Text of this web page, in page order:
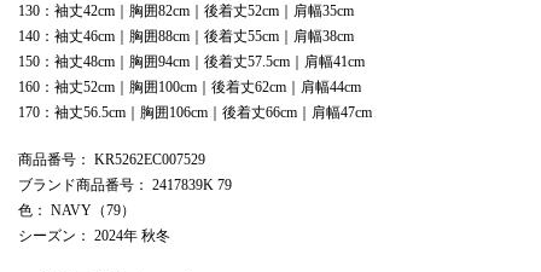
130：袖丈42cm｜胸囲82cm｜後着丈52cm｜肩幅35cm
140：袖丈46cm｜胸囲88cm｜後着丈55cm｜肩幅38cm
150：袖丈48cm｜胸囲94cm｜後着丈57.5cm｜肩幅41cm
160：袖丈52cm｜胸囲100cm｜後着丈62cm｜肩幅44cm
170：袖丈56.5cm｜胸囲106cm｜後着丈66cm｜肩幅47cm
商品番号 ： KR5262EC007529
ブランド商品番号 ： 2417839K 79
色 ： NAVY（79）
シーズン ： 2024年 秋冬